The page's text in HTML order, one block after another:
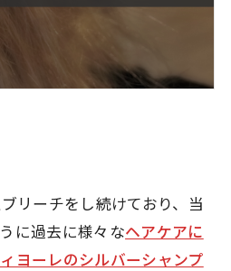
リーチをし続けており、当
に過去に様々なヘアケアに
ヨーレのシルバーシャンプ